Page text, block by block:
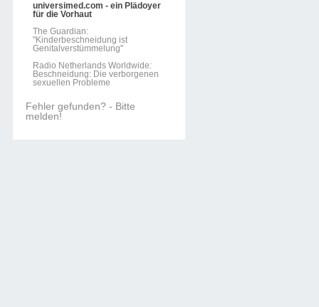
universimed.com - ein Plädoyer
für die Vorhaut
The Guardian:
"Kinderbeschneidung ist
Genitalverstümmelung"
Radio Netherlands Worldwide:
Beschneidung: Die verborgenen
sexuellen Probleme
Fehler gefunden? - Bitte
melden!